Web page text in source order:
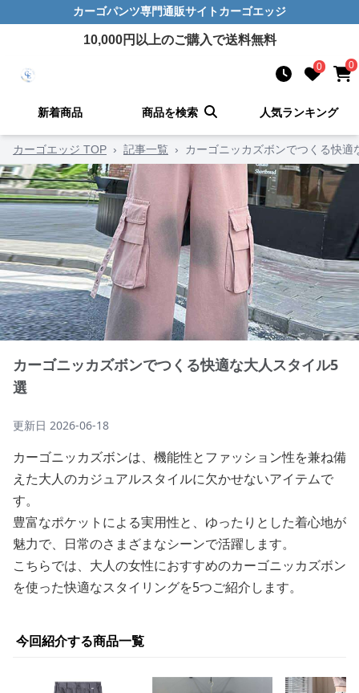
カーゴパンツ専門通販サイト カーゴエッジ
10,000円以上のご購入で送料無料
0 0
新着商品 商品を検索 人気ランキング
カーゴエッジ TOP › 記事一覧 › カーゴニッカズボンでつくる快適
カーゴニッカズボンでつくる快適な大人スタイル5
選
更新日 2026-06-18
カーゴニッカズボンは、機能性とファッション性を兼ね備
えた大人のカジュアルスタイルに欠かせないアイテムで
す。
豊富なポケットによる実用性と、ゆったりとした着心地が
魅力で、日常のさまざまなシーンで活躍します。
こちらでは、大人の女性におすすめのカーゴニッカズボン
を使った快適なスタイリングを5つご紹介します。
今回紹介する商品一覧